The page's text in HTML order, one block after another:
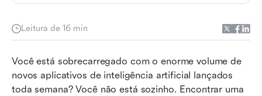
Leitura de 16 min
Você está sobrecarregado com o enorme volume de
novos aplicativos de inteligência artificial lançados
toda semana? Você não está sozinho. Encontrar uma
Lista completa categorizada de ferramentas de
A base definitiva: como o Lark unifica sua lista
de ferramentas de IA